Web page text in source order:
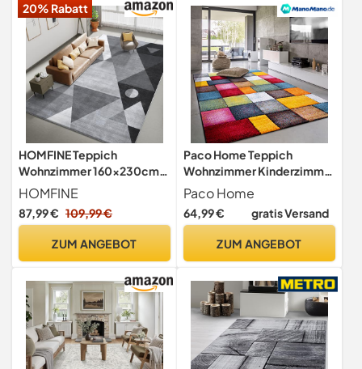
160 x 220 cm
20% Rabatt
HOMFINE Teppich
Wohnzimmer 160x230cm
Modern Waschbar Grau
HOMFINE
87,99 € 109,99 €
ZUM ANGEBOT
Paco Home Teppich
Wohnzimmer Kinderzimmer
Kurzflor Moderne 3D Optik
Kariert Geometrische
Muster, Grösse:120x170
Paco Home
64,99 € gratis Versand
ZUM ANGEBOT